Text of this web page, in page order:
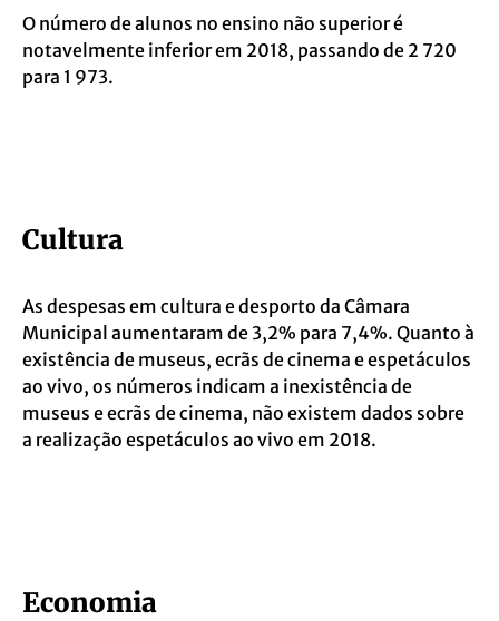
O número de alunos no ensino não superior é
notavelmente inferior em 2018, passando de 2 720
para 1 973.
Cultura
As despesas em cultura e desporto da Câmara
Municipal aumentaram de 3,2% para 7,4%. Quanto à
existência de museus, ecrãs de cinema e espetáculos
ao vivo, os números indicam a inexistência de
museus e ecrãs de cinema, não existem dados sobre
a realização espetáculos ao vivo em 2018.
Economia